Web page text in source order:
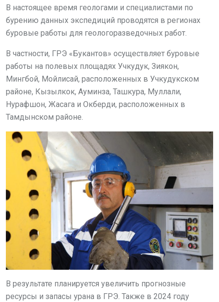
В настоящее время геологами и специалистами по
бурению данных экспедиций проводятся в регионах
буровые работы для геологоразведочных работ.
В частности, ГРЭ «Букантов» осуществляет буровые
работы на полевых площадях Учкудук, Зиякон,
Мингбой, Мойлисай, расположенных в Учкудукском
районе, Кызылкок, Ауминза, Ташкура, Муллали,
Нурафшон, Жасага и Окберди, расположенных в
Тамдынском районе.
В результате планируется увеличить прогнозные
ресурсы и запасы урана в ГРЭ. Также в 2024 году